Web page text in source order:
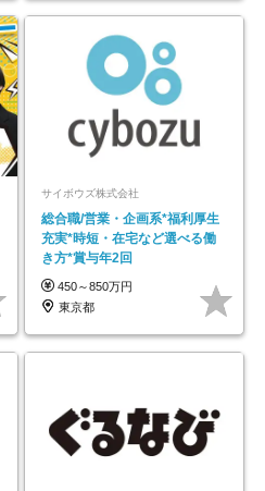
サイボウズ株式会社
総合職/営業・企画系*福利厚生
充実*時短・在宅など選べる働
き方*賞与年2回
450～850万円
東京都